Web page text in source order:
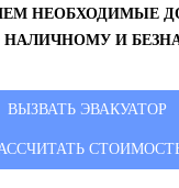
НЕОБХОДИМЫЕ
НАЛИЧНОМУ И
ВЫЗВАТЬ ЭВАКУАТОР